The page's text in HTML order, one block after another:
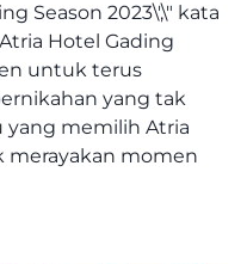
Season 2023\',\" kata
Hotel Gading
untuk terus
yang tak
memilih Atria
momen